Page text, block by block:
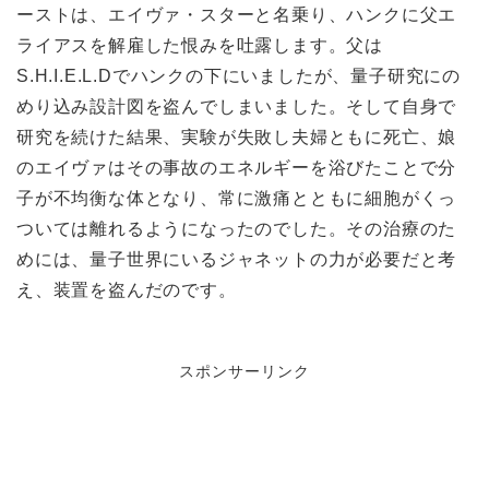
ーストは、エイヴァ・スターと名乗り、ハンクに父エ
ライアスを解雇した恨みを吐露します。父は
S.H.I.E.L.Dでハンクの下にいましたが、量子研究にの
めり込み設計図を盗んでしまいました。そして自身で
研究を続けた結果、実験が失敗し夫婦ともに死亡、娘
のエイヴァはその事故のエネルギーを浴びたことで分
子が不均衡な体となり、常に激痛とともに細胞がくっ
ついては離れるようになったのでした。その治療のた
めには、量子世界にいるジャネットの力が必要だと考
え、装置を盗んだのです。
スポンサーリンク